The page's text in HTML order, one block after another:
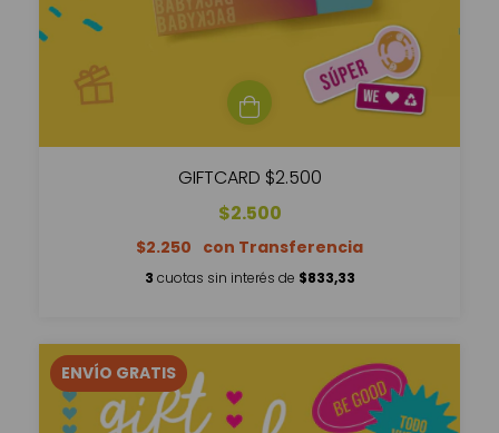
GIFTCARD $2.500
$2.500
$2.250
3 cuotas sin interés de $833,33
ENVÍO GRATIS